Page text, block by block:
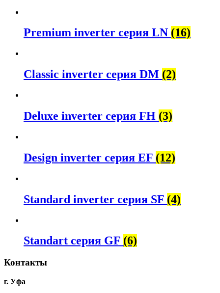
Premium inverter серия LN (16)
Classic inverter серия DM (2)
Deluxe inverter серия FH (3)
Design inverter серия EF (12)
Standard inverter серия SF (4)
Standart cерия GF (6)
Контакты
г. Уфа